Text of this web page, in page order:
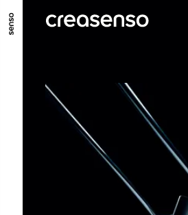
ALLER AU CONTENU PRINCIPAL